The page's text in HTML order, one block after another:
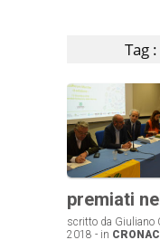
Tag :
premiati
scritto da Giuliano
2018 - in